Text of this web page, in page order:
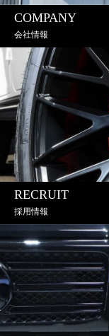
COMPANY
会社情報
RECRUIT
採用情報